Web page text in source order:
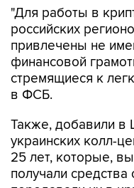
"Для работы в
российских
привлечены не
финансовой
стремящиеся к
в ФСБ.
Также, добавили
украинских колл-
25 лет, которые,
получали